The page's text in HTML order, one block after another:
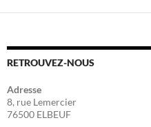
RETROUVEZ-NOUS
Adresse
8, rue Lemercier
76500 ELBEUF